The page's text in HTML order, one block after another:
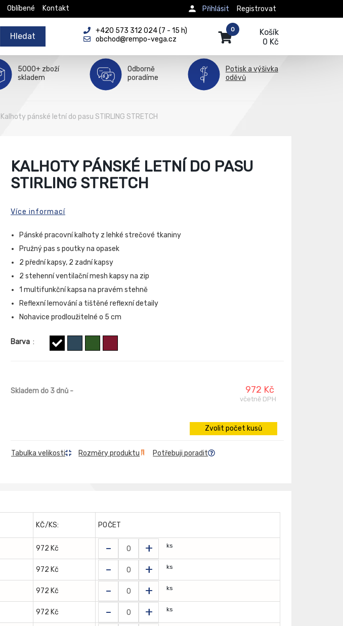
Oblíbené Kontakt Registrovat
Přihlásit
Hledat
+420 573 312 024 (7 - 15 h)
obchod@rempo-vega.cz
Košík
0 Kč
0
5000+ zboží
skladem
Odborně
poradíme
Potisk a výšivka
oděvů
Kalhoty pánské letní do pasu STIRLING STRETCH
KALHOTY PÁNSKÉ LETNÍ DO PASU
STIRLING STRETCH
Více informací
Pánské pracovní kalhoty z lehké strečové tkaniny
Pružný pas s poutky na opasek
2 přední kapsy, 2 zadní kapsy
2 stehenní ventilační mesh kapsy na zip
1 multifunkční kapsa na pravém stehně
Reflexní lemování a tištěné reflexní detaily
Nohavice prodloužitelné o 5 cm
Barva :
Skladem do 3 dnů - 972 Kč
včetně DPH
Zvolit počet kusů
Tabulka velikosti Rozměry produktu Potřebuji poradit
KČ/KS: POČET
972 Kč - + ks
972 Kč - + ks
972 Kč - + ks
972 Kč - + ks